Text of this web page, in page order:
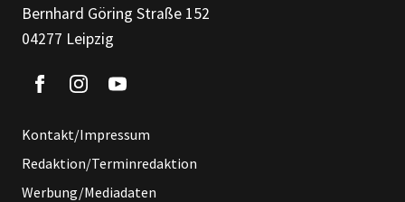
Bernhard Göring Straße 152
04277 Leipzig
Kontakt/Impressum
Redaktion/Terminredaktion
Werbung/Mediadaten